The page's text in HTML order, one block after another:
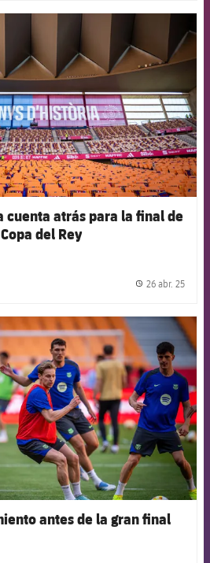
FCB Barcelona badge
cuenta atrás para la final de
del Rey
26 abr. 25
FCB Barcelona badge
antes de la gran final